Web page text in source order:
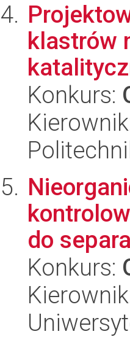
klastrów
Konkurs:
do
Konkurs: